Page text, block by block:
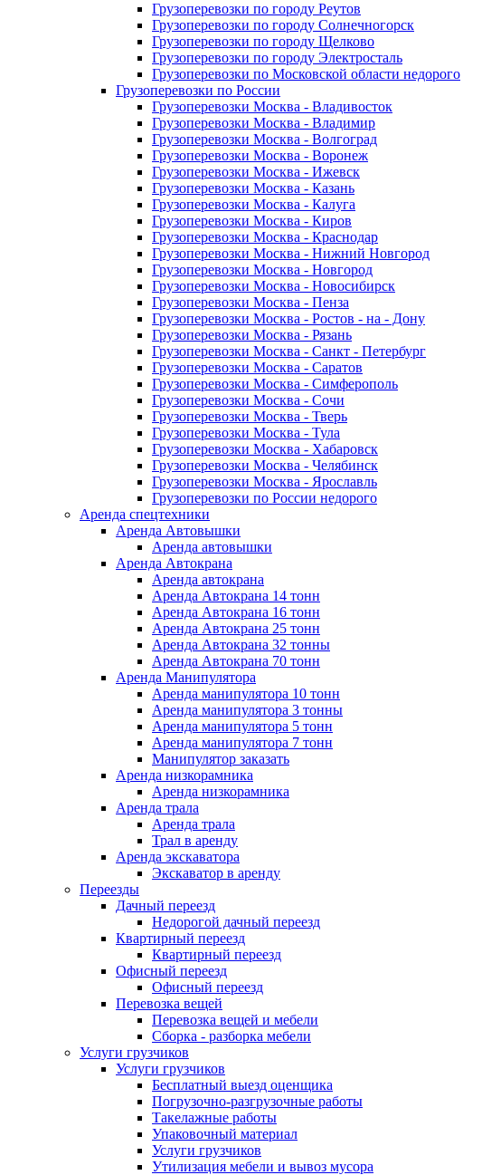
Грузоперевозки по городу Реутов
Грузоперевозки по городу Солнечногорск
Грузоперевозки по городу Щелково
Грузоперевозки по городу Электросталь
Грузоперевозки по Московской области недорого
Грузоперевозки по России
Грузоперевозки Москва - Владивосток
Грузоперевозки Москва - Владимир
Грузоперевозки Москва - Волгоград
Грузоперевозки Москва - Воронеж
Грузоперевозки Москва - Ижевск
Грузоперевозки Москва - Казань
Грузоперевозки Москва - Калуга
Грузоперевозки Москва - Киров
Грузоперевозки Москва - Краснодар
Грузоперевозки Москва - Нижний Новгород
Грузоперевозки Москва - Новгород
Грузоперевозки Москва - Новосибирск
Грузоперевозки Москва - Пенза
Грузоперевозки Москва - Ростов - на - Дону
Грузоперевозки Москва - Рязань
Грузоперевозки Москва - Санкт - Петербург
Грузоперевозки Москва - Саратов
Грузоперевозки Москва - Симферополь
Грузоперевозки Москва - Сочи
Грузоперевозки Москва - Тверь
Грузоперевозки Москва - Тула
Грузоперевозки Москва - Хабаровск
Грузоперевозки Москва - Челябинск
Грузоперевозки Москва - Ярославль
Грузоперевозки по России недорого
Аренда спецтехники
Аренда Автовышки
Аренда автовышки
Аренда Автокрана
Аренда автокрана
Аренда Автокрана 14 тонн
Аренда Автокрана 16 тонн
Аренда Автокрана 25 тонн
Аренда Автокрана 32 тонны
Аренда Автокрана 70 тонн
Аренда Манипулятора
Аренда манипулятора 10 тонн
Аренда манипулятора 3 тонны
Аренда манипулятора 5 тонн
Аренда манипулятора 7 тонн
Манипулятор заказать
Аренда низкорамника
Аренда низкорамника
Аренда трала
Аренда трала
Трал в аренду
Аренда экскаватора
Экскаватор в аренду
Переезды
Дачный переезд
Недорогой дачный переезд
Квартирный переезд
Квартирный переезд
Офисный переезд
Офисный переезд
Перевозка вещей
Перевозка вещей и мебели
Сборка - разборка мебели
Услуги грузчиков
Услуги грузчиков
Бесплатный выезд оценщика
Погрузочно-разгрузочные работы
Такелажные работы
Упаковочный материал
Услуги грузчиков
Утилизация мебели и вывоз мусора